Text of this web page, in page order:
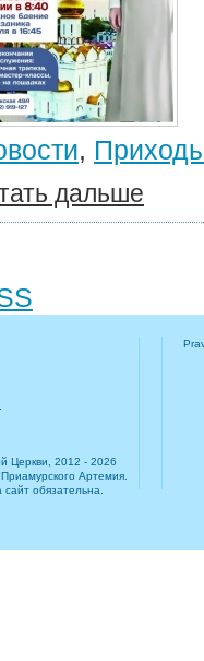
,
дальше
Церкви, 2012 - 2026
Артемия.
обязательна.